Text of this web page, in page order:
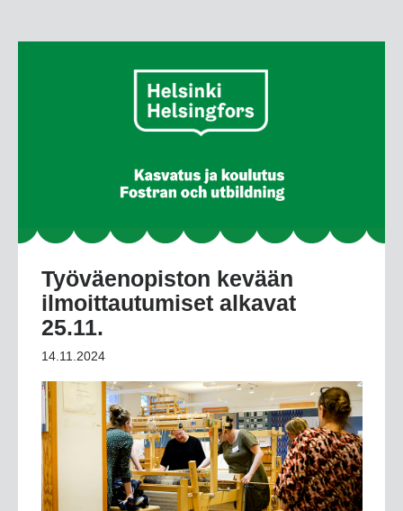
Työväenopiston kevään
ilmoittautumiset alkavat
25.11.
14.11.2024